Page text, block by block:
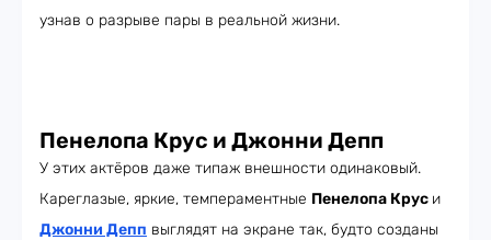
узнав о разрыве пары в реальной жизни.
Пенелопа Крус и Джонни Депп
У этих актёров даже типаж внешности одинаковый.
Кареглазые, яркие, темпераментные Пенелопа Крус и
Джонни Депп выглядят на экране так, будто созданы